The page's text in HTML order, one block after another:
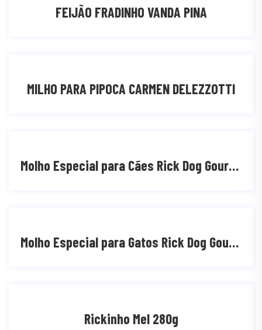
FEIJÃO FRADINHO VANDA PINA
MILHO PARA PIPOCA CARMEN DELEZZOTTI
Molho Especial para Cães Rick Dog Gourmet Adulto Sabores
Molho Especial para Gatos Rick Dog Gourmet Adulto Sabores
Rickinho Mel 280g